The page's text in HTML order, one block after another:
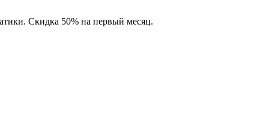
Скидка 50% на первый месяц.